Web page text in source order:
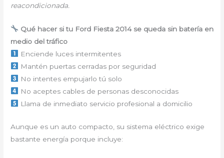
reacondicionada.
Qué hacer si tu Ford Fiesta 2014 se queda sin batería en
medio del tráfico
Enciende luces intermitentes
Mantén puertas cerradas por seguridad
No intentes empujarlo tú solo
No aceptes cables de personas desconocidas
Llama de inmediato servicio profesional a domicilio
Aunque es un auto compacto, su sistema eléctrico exige
bastante energía porque incluye: